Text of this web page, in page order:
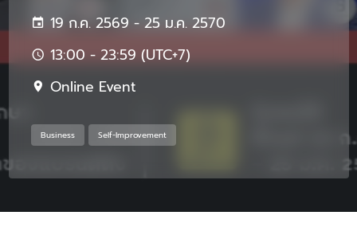
19 ก.ค. 2569 - 25 ม.ค. 2570
13:00 - 23:59 (UTC+7)
Online Event
Business Self-Improvement